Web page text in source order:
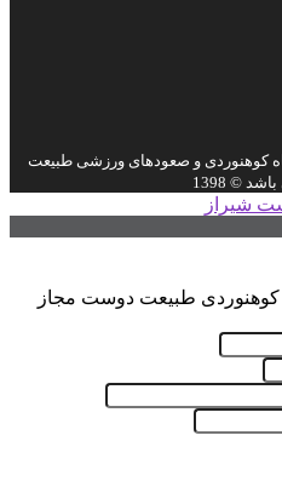
کوهنوردی و صعودهای ورزشی طبیعت
© 1398
کوهنوردی طبیعت دوست مجاز